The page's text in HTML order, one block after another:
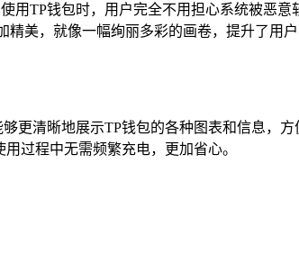
用TP钱包时，用户完全不用担心系统被恶
美，就像一幅绚丽多彩的画卷，提升了用
更清晰地展示TP钱包的各种图表和信息，
过程中无需频繁充电，更加省心。